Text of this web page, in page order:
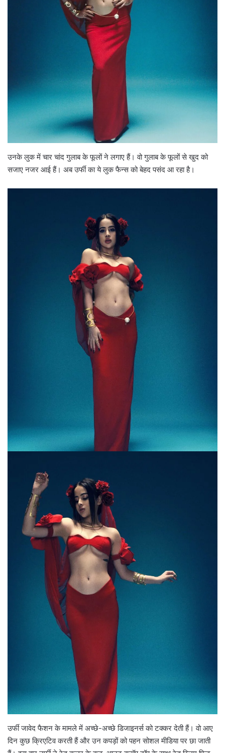
उनके लुक में चार चांद गुलाब के फूलों ने लगाए हैं। वो गुलाब के फूलों से खुद को
सजाए नजर आई हैं। अब उर्फी का ये लुक फैन्स को बेहद पसंद आ रहा है।
उर्फी जावेद फैशन के मामले में अच्छे-अच्छे डिजाइनर्स को टक्कर देती हैं। वो आए
दिन कुछ क्रिएटिव करती हैं और उन कपड़ों को पहन सोशल मीडिया पर छा जाती